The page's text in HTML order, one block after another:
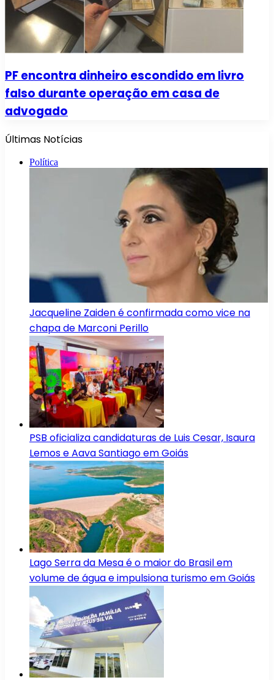
PF encontra dinheiro escondido em livro
falso durante operação em casa de
advogado
Últimas Notícias
Política
Jacqueline Zaiden é confirmada como vice na
chapa de Marconi Perillo
PSB oficializa candidaturas de Luis Cesar, Isaura
Lemos e Aava Santiago em Goiás
Lago Serra da Mesa é o maior do Brasil em
volume de água e impulsiona turismo em Goiás